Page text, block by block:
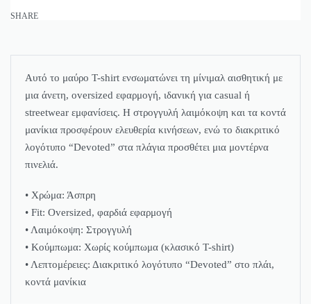
SHARE
Αυτό το μαύρο T-shirt ενσωματώνει τη μίνιμαλ αισθητική με
μια άνετη, oversized εφαρμογή, ιδανική για casual ή
streetwear εμφανίσεις. Η στρογγυλή λαιμόκοψη και τα κοντά
μανίκια προσφέρουν ελευθερία κινήσεων, ενώ το διακριτικό
λογότυπο “Devoted” στα πλάγια προσθέτει μια μοντέρνα
πινελιά.
• Χρώμα: Άσπρη
• Fit: Oversized, φαρδιά εφαρμογή
• Λαιμόκοψη: Στρογγυλή
• Κούμπωμα: Χωρίς κούμπωμα (κλασικό T-shirt)
• Λεπτομέρειες: Διακριτικό λογότυπο “Devoted” στο πλάι,
κοντά μανίκια